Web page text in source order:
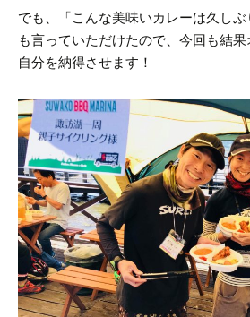
でも、「こんな美味いカレーは久し
も言っていただけたので、今回も結
自分を納得させます！